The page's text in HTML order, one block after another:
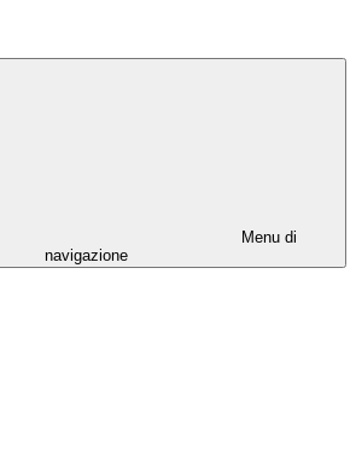
Menu di
navigazione